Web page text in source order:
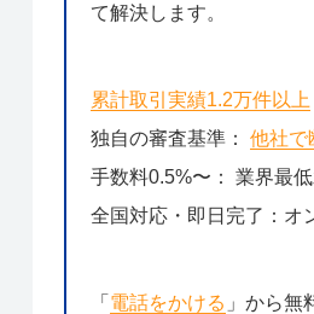
て解決します。
累計取引実績1.2万件以上
独自の審査基準： 他社で
手数料0.5%〜： 業界最
全国対応・即日完了：オ
「 電話をかける 」から無